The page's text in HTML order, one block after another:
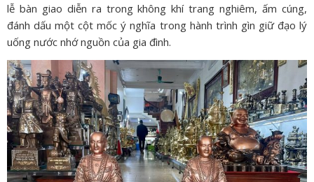
lễ bàn giao diễn ra trong không khí trang nghiêm, ấm cúng,
đánh dấu một cột mốc ý nghĩa trong hành trình gìn giữ đạo lý
uống nước nhớ nguồn của gia đình.